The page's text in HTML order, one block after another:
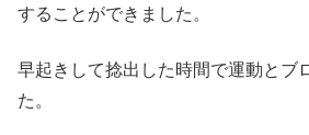
することができました。
早起きして捻出した時間で運動とブ
た。